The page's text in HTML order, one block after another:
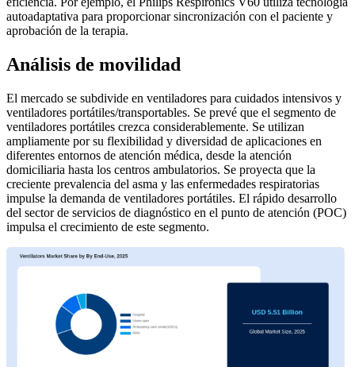
autoadaptativa para proporcionar sincronización con el paciente y
aprobación de la terapia.
Análisis de movilidad
El mercado se subdivide en ventiladores para cuidados intensivos y
ventiladores portátiles/transportables. Se prevé que el segmento de
ventiladores portátiles crezca considerablemente. Se utilizan
ampliamente por su flexibilidad y diversidad de aplicaciones en
diferentes entornos de atención médica, desde la atención
domiciliaria hasta los centros ambulatorios. Se proyecta que la
creciente prevalencia del asma y las enfermedades respiratorias
impulse la demanda de ventiladores portátiles. El rápido desarrollo
del sector de servicios de diagnóstico en el punto de atención (POC)
impulsa el crecimiento de este segmento.